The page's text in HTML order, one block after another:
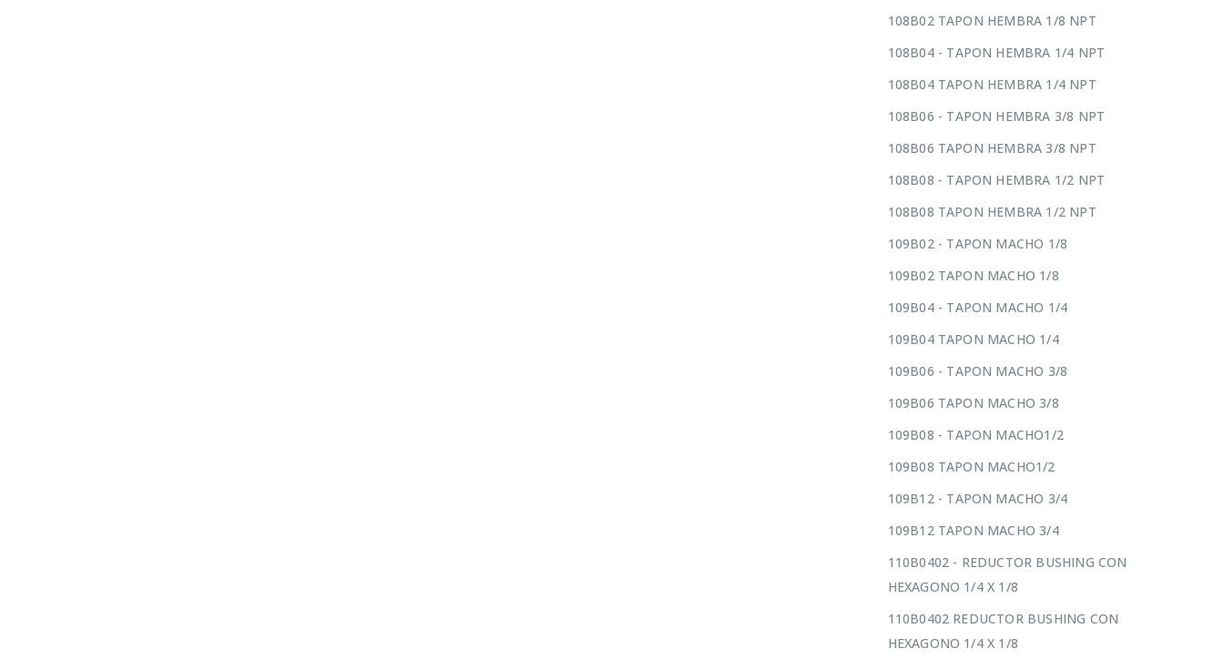
108B02 TAPON HEMBRA 1/8 NPT
108B04 - TAPON HEMBRA 1/4 NPT
108B04 TAPON HEMBRA 1/4 NPT
108B06 - TAPON HEMBRA 3/8 NPT
108B06 TAPON HEMBRA 3/8 NPT
108B08 - TAPON HEMBRA 1/2 NPT
108B08 TAPON HEMBRA 1/2 NPT
109B02 - TAPON MACHO 1/8
109B02 TAPON MACHO 1/8
109B04 - TAPON MACHO 1/4
109B04 TAPON MACHO 1/4
109B06 - TAPON MACHO 3/8
109B06 TAPON MACHO 3/8
109B08 - TAPON MACHO1/2
109B08 TAPON MACHO1/2
109B12 - TAPON MACHO 3/4
109B12 TAPON MACHO 3/4
110B0402 - REDUCTOR BUSHING CON
HEXAGONO 1/4 X 1/8
110B0402 REDUCTOR BUSHING CON
HEXAGONO 1/4 X 1/8